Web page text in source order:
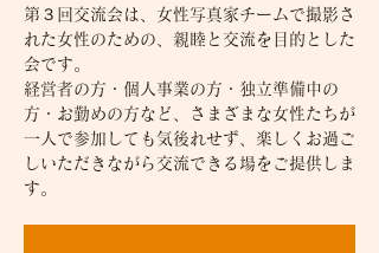
第３回交流会は、女性写真家チームで撮影さ
れた女性のための、親睦と交流を目的とした
会です。
経営者の方・個人事業の方・独立準備中の
方・お勤めの方など、さまざまな女性たちが
一人で参加しても気後れせず、楽しくお過ご
しいただきながら交流できる場をご提供しま
す。